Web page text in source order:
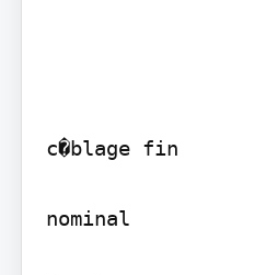
c�blage fin
nominal